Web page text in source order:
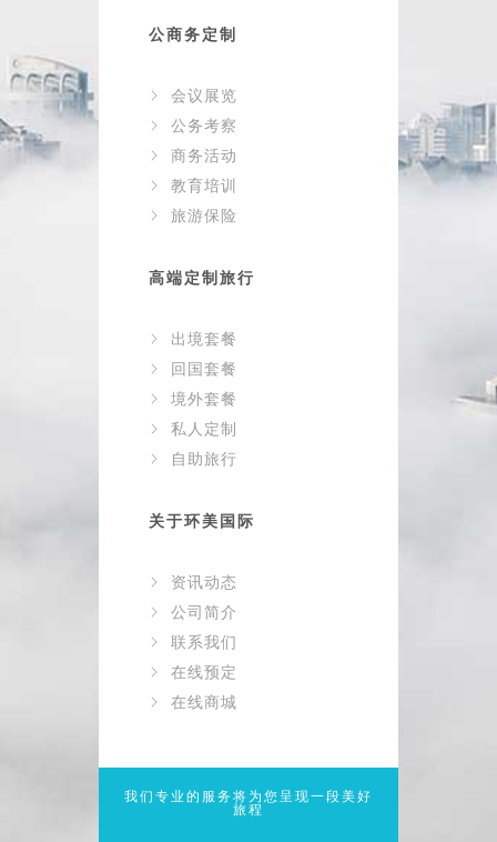
公商务定制
会议展览
公务考察
商务活动
教育培训
旅游保险
高端定制旅行
出境套餐
回国套餐
境外套餐
私人定制
自助旅行
关于环美国际
资讯动态
公司简介
联系我们
在线预定
在线商城
我们专业的服务将为您呈现一段美好
旅程